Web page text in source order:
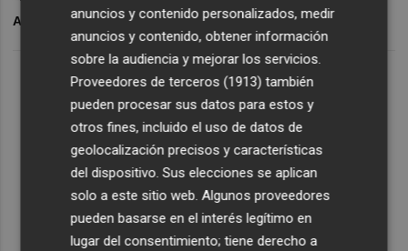
ARCHIVADO EN AUTOVIAS AJE
anuncios y contenido personalizados, medir
anuncios y contenido, obtener información
sobre la audiencia y mejorar los servicios.
Proveedores de terceros (1913) también
pueden procesar sus datos para estos y
otros fines, incluido el uso de datos de
geolocalización precisos y características
del dispositivo. Sus elecciones se aplican
solo a este sitio web. Algunos proveedores
pueden basarse en el interés legítimo en
lugar del consentimiento; tiene derecho a